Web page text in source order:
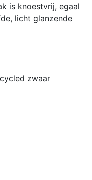
is knoestvrij, egaal
licht glanzende
zwaar